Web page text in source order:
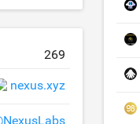
269
nexus.xyz